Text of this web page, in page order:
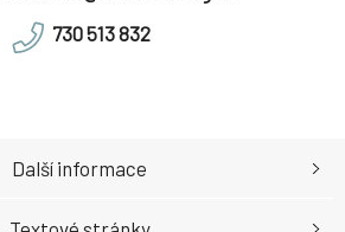
730 513 832
Další informace